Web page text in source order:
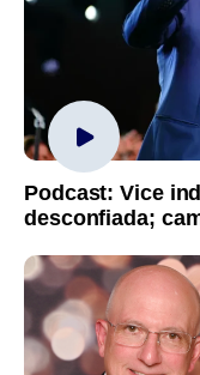
Podcast: Vice
desconfiada;